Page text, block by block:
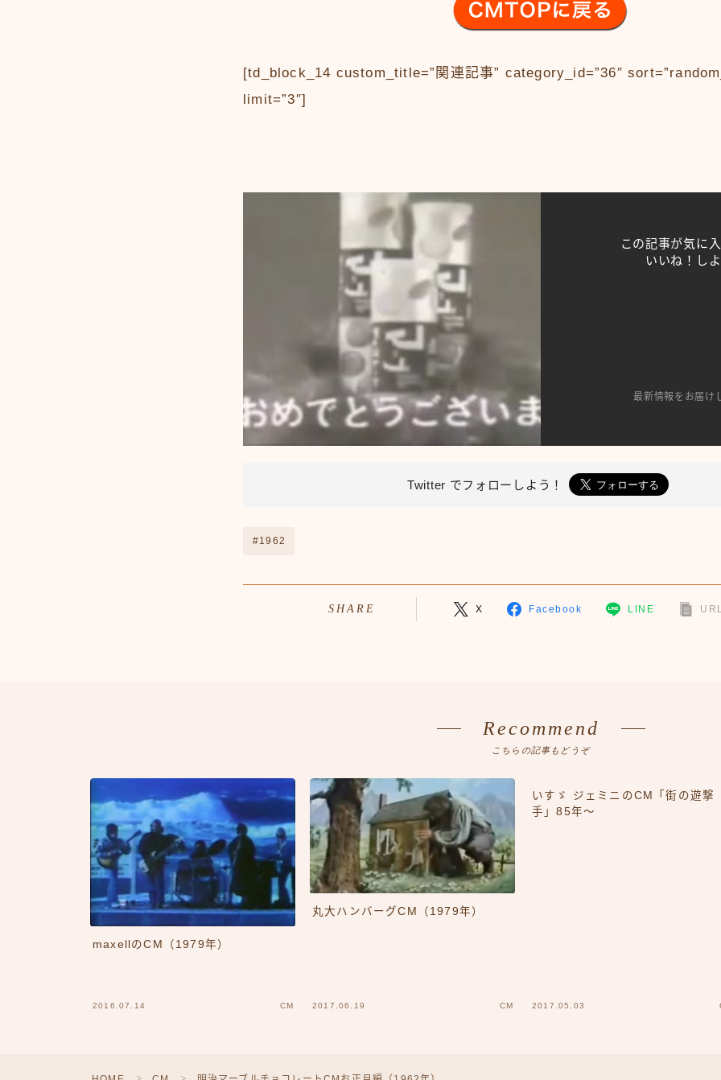
[td_block_14 custom_title=”関連記事” category_id=”36″
limit=”3″]
この記事が気に
いいね！しよ
最新情報をお届け
Twitter でフォローしよう！
#1962
SHARE X Facebook LINE
Recommend
こちらの記事もどうぞ
maxellのCM（1979年）
2016.07.14 CM
丸大ハンバーグCM（1979年）
2017.06.19 CM
いすゞ ジェミニのCM「街の遊撃
手」85年〜
2017.05.03
＞ ＞